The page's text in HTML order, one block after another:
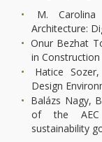
M. Carolina
Architecture:
Onur Bezhat
in
Hatice
Design
Balázs Nagy,
of the AEC
sustainability